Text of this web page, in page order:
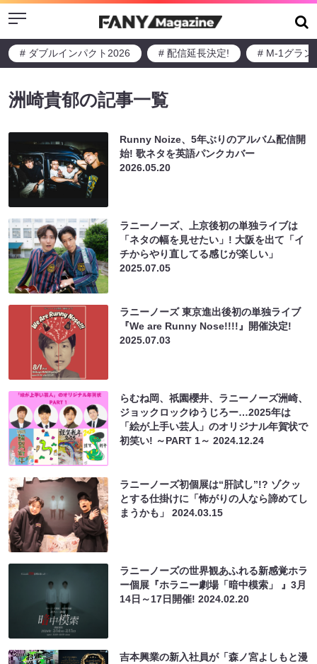
Menu
# ダブルインパクト2026 # 配信延長決定! # M-1グラン
洲崎貴郁の記事一覧
Runny Noize、5年ぶりのアルバム配信開
始! 歌ネタを英語パンクカバー
2026.05.20
ラニーノーズ、上京後初の単独ライブは
「ネタの幅を見せたい」! 大阪を出て「イ
チからやり直してる感じが楽しい」
2025.07.05
ラニーノーズ 東京進出後初の単独ライブ
『We are Runny Nose!!!!』開催決定!
2025.07.03
らむね岡、祇園櫻井、ラニーノーズ洲崎、
ジョックロックゆうじろー…2025年は
「絵が上手い芸人」のオリジナル年賀状で
初笑い! ～PART 1～2024.12.24
ラニーノーズ初個展は“肝試し”!? ゾクッ
とする仕掛けに「怖がりの人なら諦めてし
まうかも」2024.03.15
ラニーノーズの世界観あふれる新感覚ホラ
ー個展『ホラニー劇場「暗中模索」 』3月
14日～17日開催!2024.02.20
吉本興業の新入社員が「森ノ宮よしもと漫